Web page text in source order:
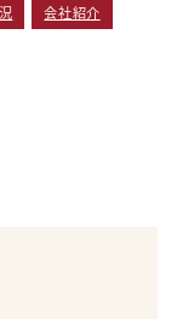
会社紹介